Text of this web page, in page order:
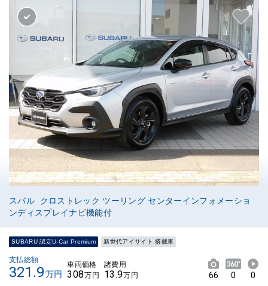
スバル クロストレック ツーリング センターインフォメーショ
ンディスプレイナビ機能付
SUBARU 認定U-Car Premium 新世代アイサイト 搭載車
支払総額
321.9万円
車両価格
308万円
諸費用
13.9万円 66 0 0